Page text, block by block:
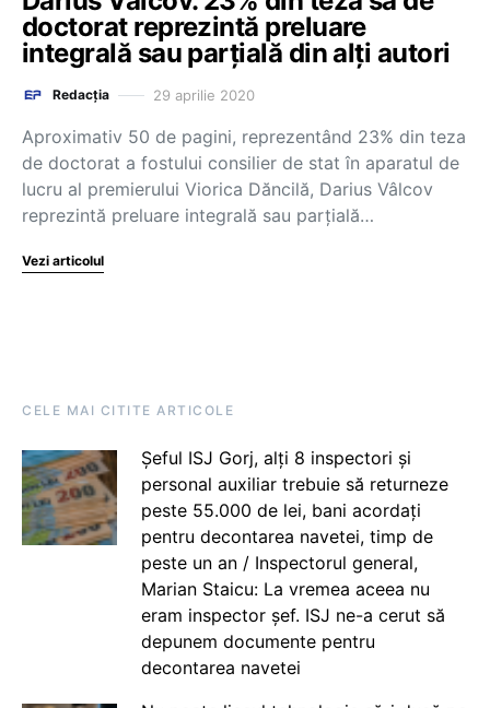
doctorat reprezintă preluare
integrală sau parţială din alţi autori
Redacția 29 aprilie 2020
Aproximativ 50 de pagini, reprezentând 23% din teza
de doctorat a fostului consilier de stat în aparatul de
lucru al premierului Viorica Dăncilă, Darius Vâlcov
reprezintă preluare integrală sau parţială…
Vezi articolul
CELE MAI CITITE ARTICOLE
Șeful ISJ Gorj, alți 8 inspectori și
personal auxiliar trebuie să returneze
peste 55.000 de lei, bani acordați
pentru decontarea navetei, timp de
peste un an / Inspectorul general,
Marian Staicu: La vremea aceea nu
eram inspector șef. ISJ ne-a cerut să
depunem documente pentru
decontarea navetei